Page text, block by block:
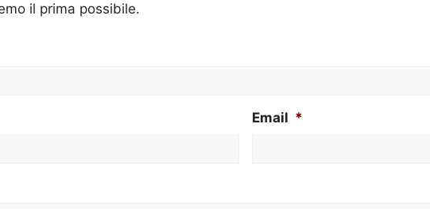
il prima possibile.
Email *